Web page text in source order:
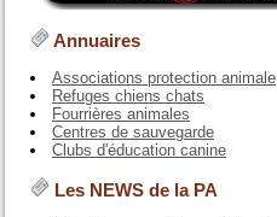
Annuaires
Associations protection animale
Refuges chiens chats
Fourrières animales
Centres de sauvegarde
Clubs d'éducation canine
Les NEWS de la PA